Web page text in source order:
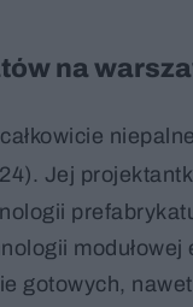
na
Jej
gotowych,